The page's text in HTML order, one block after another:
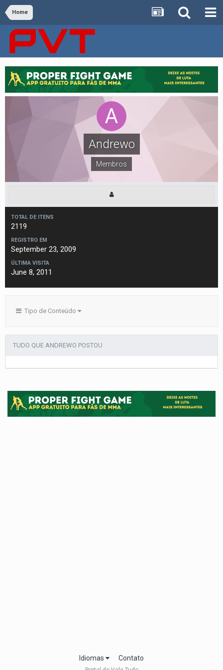
Home
Andrewo
Membros
TOTAL DE ITENS
2119
REGISTRO EM
September 23, 2009
ÚLTIMA VISITA
June 8, 2011
Tipo de Conteúdo
TUDO QUE ANDREWO POSTOU
Idiomas Contato